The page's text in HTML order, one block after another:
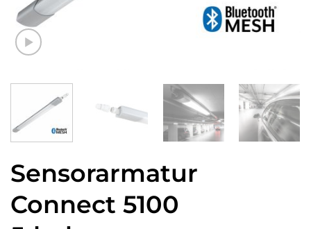
Sensorarmatur
Connect 5100